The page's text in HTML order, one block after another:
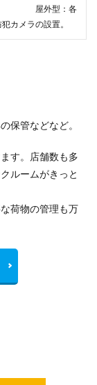
屋外型：各
カメラの設置。
保管などなど。
す。店舗数も多
ルームがきっと
荷物の管理も万